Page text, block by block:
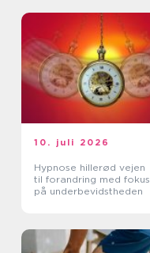
10. juli 2026
Hypnose hillerød vejen
til forandring med fokus
på underbevidstheden